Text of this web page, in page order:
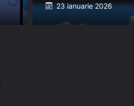
Posted
23 ianuarie 2026